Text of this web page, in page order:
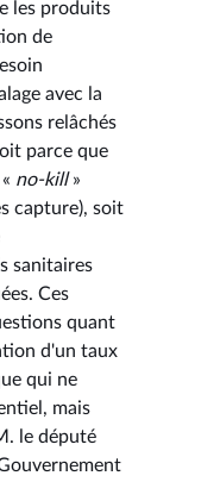
les produits
de
avec la
relâchés
parce que
no-kill»
capture), soit
sanitaires
Ces
quant
d'un taux
qui ne
mais
le député